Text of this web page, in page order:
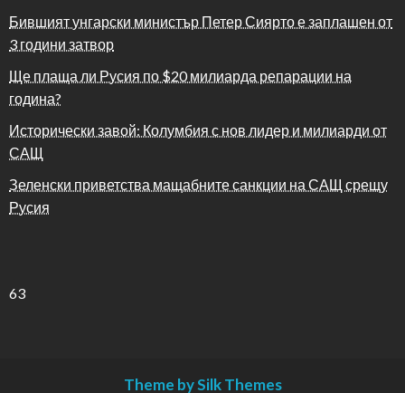
Бившият унгарски министър Петер Сиярто е заплашен от
3 години затвор
Ще плаща ли Русия по $20 милиарда репарации на
година?
Исторически завой: Колумбия с нов лидер и милиарди от
САЩ
Зеленски приветства мащабните санкции на САЩ срещу
Русия
63
Theme by Silk Themes